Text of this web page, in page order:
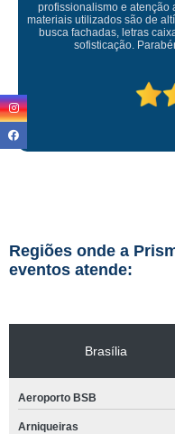
Empresa maravilhosa,
ficou
Regiões onde a
eventos atende:
Brasília
Aeroporto BSB
Arniqueiras